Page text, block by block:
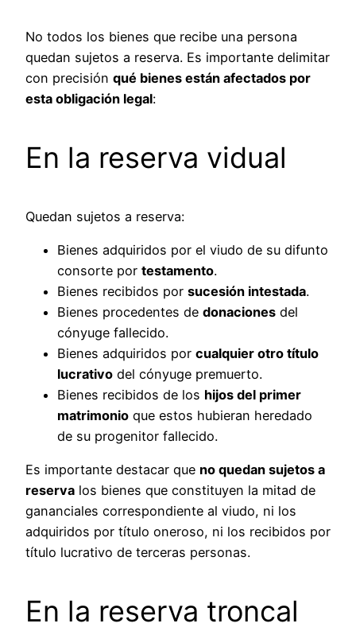
No todos los bienes que recibe una persona
quedan sujetos a reserva. Es importante delimitar
con precisión qué bienes están afectados por
esta obligación legal:
En la reserva vidual
Quedan sujetos a reserva:
Bienes adquiridos por el viudo de su difunto
consorte por testamento.
Bienes recibidos por sucesión intestada.
Bienes procedentes de donaciones del
cónyuge fallecido.
Bienes adquiridos por cualquier otro título
lucrativo del cónyuge premuerto.
Bienes recibidos de los hijos del primer
matrimonio que estos hubieran heredado
de su progenitor fallecido.
Es importante destacar que no quedan sujetos a
reserva los bienes que constituyen la mitad de
gananciales correspondiente al viudo, ni los
adquiridos por título oneroso, ni los recibidos por
título lucrativo de terceras personas.
En la reserva troncal